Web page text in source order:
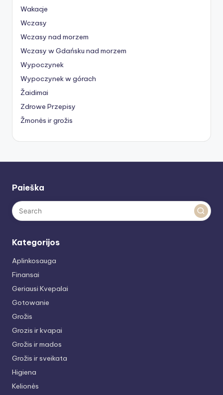
Wakacje
Wczasy
Wczasy nad morzem
Wczasy w Gdańsku nad morzem
Wypoczynek
Wypoczynek w górach
Žaidimai
Zdrowe Przepisy
Žmonės ir grožis
Paieška
Kategorijos
Aplinkosauga
Finansai
Geriausi Kvepalai
Gotowanie
Grožis
Grozis ir kvapai
Grožis ir mados
Grožis ir sveikata
Higiena
Kelionės